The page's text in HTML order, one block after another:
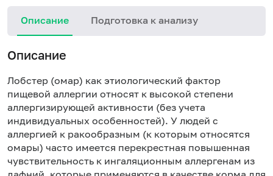
Описание Подготовка к анализу
Описание
Лобстер (омар) как этиологический фактор
пищевой аллергии относят к высокой степени
аллергизирующей активности (без учета
индивидуальных особенностей). У людей с
аллергией к ракообразным (к которым относятся
омары) часто имеется перекрестная повышенная
чувствительность к ингаляционным аллергенам из